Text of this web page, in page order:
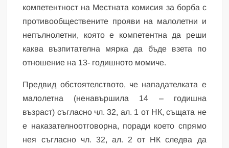
компетентност на Местната комисия за борба с
противообществените прояви на малолетни и
непълнолетни, която е компетентна да реши
каква възпитателна мярка да бъде взета по
отношение на 13- годишното момиче.
Предвид обстоятелството, че нападателката е
малолетна (ненавършила 14 – годишна
възраст) съгласно чл. 32, ал. 1 от НК, същата не
е наказателноотговорна, поради което спрямо
нея съгласно чл. 32, ал. 2 от НК следва да